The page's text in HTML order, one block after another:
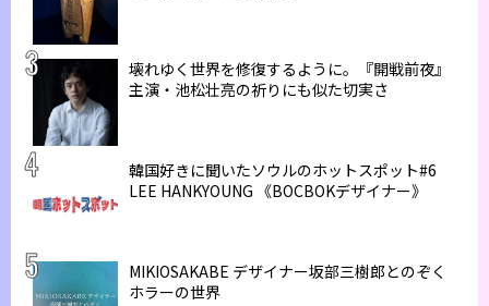
壊れゆく世界を修復するように。『開戦前夜』
主演・池松壮亮の祈りにも似た切実さ
韓国好きに聞いたソウルのホットスポット#6
LEE HANKYOUNG 《BOCBOKデザイナー》
MIKIOSAKABE デザイナー坂部三樹郎とのぞく
ホラーの世界